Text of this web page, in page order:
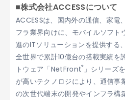
■株式会社ACCESSについて
ACCESSは、国内外の通信、家電
フラ業界向けに、モバイルソフト
進のITソリューションを提供する
全世界で累計10億台の搭載実績を
トウェア「NetFront® 」シリーズ
が高いテクノロジにより、通信事
の次世代端末の開発やインフラ構